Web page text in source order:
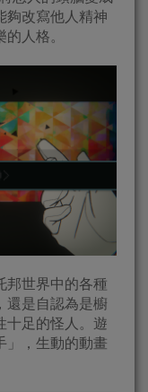
夠改寫他人精神
人格。
邦世界中的各種
還是自認為是櫥
十足的怪人。遊
」，生動的動畫